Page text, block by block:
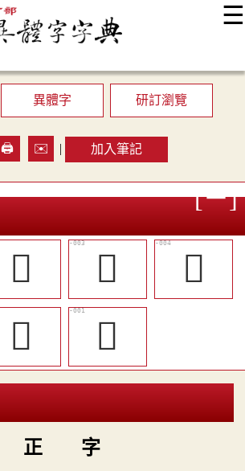
☰
顯示模式
網站導覽
異體字 研訂瀏覽
🖨️ ✉️ | 加入筆記
󲏾 󲏺
󲏻
󲏼 󲏹
正 字